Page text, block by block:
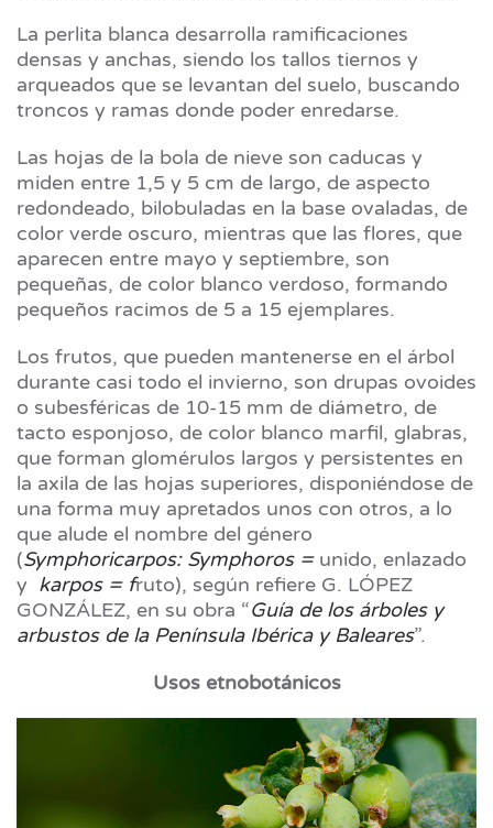
La perlita blanca desarrolla ramificaciones
densas y anchas, siendo los tallos tiernos y
arqueados que se levantan del suelo, buscando
troncos y ramas donde poder enredarse.
Las hojas de la bola de nieve son caducas y
miden entre 1,5 y 5 cm de largo, de aspecto
redondeado, bilobuladas en la base ovaladas, de
color verde oscuro, mientras que las flores, que
aparecen entre mayo y septiembre, son
pequeñas, de color blanco verdoso, formando
pequeños racimos de 5 a 15 ejemplares.
Los frutos, que pueden mantenerse en el árbol
durante casi todo el invierno, son drupas ovoides
o subesféricas de 10-15 mm de diámetro, de
tacto esponjoso, de color blanco marfil, glabras,
que forman glomérulos largos y persistentes en
la axila de las hojas superiores, disponiéndose de
una forma muy apretados unos con otros, a lo
que alude el nombre del género
(Symphoricarpos: Symphoros = unido, enlazado
y karpos = fruto), según refiere G. LÓPEZ
GONZÁLEZ, en su obra “Guía de los árboles y
arbustos de la Península Ibérica y Baleares”.
Usos etnobotánicos